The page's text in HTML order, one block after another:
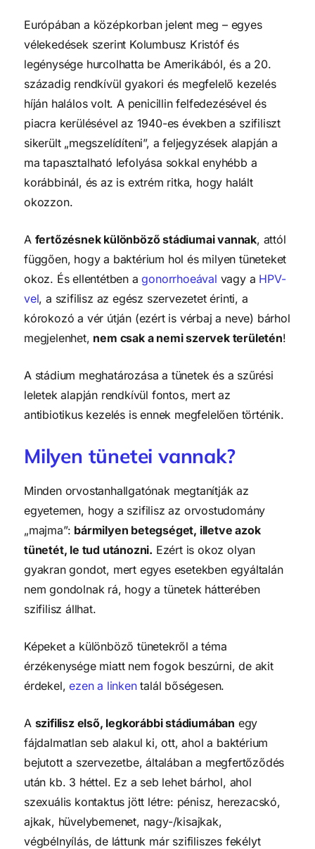
Európában a középkorban jelent meg – egyes
vélekedések szerint Kolumbusz Kristóf és
legénysége hurcolhatta be Amerikából, és a 20.
századig rendkívül gyakori és megfelelő kezelés
híján halálos volt. A penicillin felfedezésével és
piacra kerülésével az 1940-es években a szifiliszt
sikerült „megszelídíteni”, a feljegyzések alapján a
ma tapasztalható lefolyása sokkal enyhébb a
korábbinál, és az is extrém ritka, hogy halált
okozzon.
A fertőzésnek különböző stádiumai vannak, attól
függően, hogy a baktérium hol és milyen tüneteket
okoz. És ellentétben agonorrhoeával vagy a HPV-
vel, a szifilisz az egész szervezetet érinti, a
kórokozó a vér útján (ezért is vérbaj a neve) bárhol
megjelenhet, nem csak a nemi szervek területén!
A stádium meghatározása a tünetek és a szűrési
leletek alapján rendkívül fontos, mert az
antibiotikus kezelés is ennek megfelelően történik.
Milyen tünetei vannak?
Minden orvostanhallgatónak megtanítják az
egyetemen, hogy a szifilisz az orvostudomány
„majma”: bármilyen betegséget, illetve azok
tünetét, le tud utánozni. Ezért is okoz olyan
gyakran gondot, mert egyes esetekben egyáltalán
nem gondolnak rá, hogy a tünetek hátterében
szifilisz állhat.
Képeket a különböző tünetekről a téma
érzékenysége miatt nem fogok beszúrni, de akit
érdekel,ezen a linkentalál bőségesen.
A szifilisz első, legkorábbi stádiumában egy
fájdalmatlan seb alakul ki, ott, ahol a baktérium
bejutott a szervezetbe, általában a megfertőződés
után kb. 3 héttel. Ez a seb lehet bárhol, ahol
szexuális kontaktus jött létre: pénisz, herezacskó,
ajkak, hüvelybemenet, nagy-/kisajkak,
végbélnyílás, de láttunk már szifiliszes fekélyt